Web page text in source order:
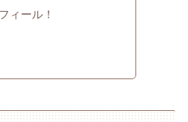
ィール！